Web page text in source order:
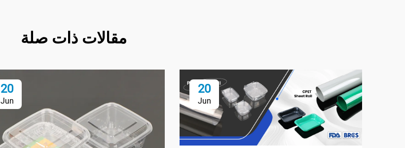
مقالات ذات صلة
20
Jun
20
Jun